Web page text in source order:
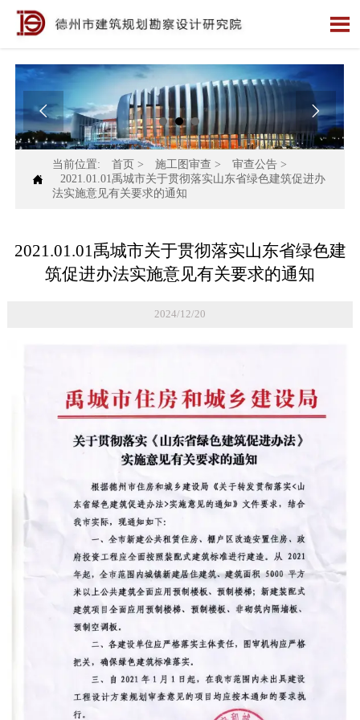

 

当前位置: 首页 > 施工图审查 > 审查公告>
2021.01.01禹城市关于贯彻落实山东省绿色建筑促进办
法实施意见有关要求的通知
2021.01.01禹城市关于贯彻落实山东省绿色建
筑促进办法实施意见有关要求的通知
2024/12/20